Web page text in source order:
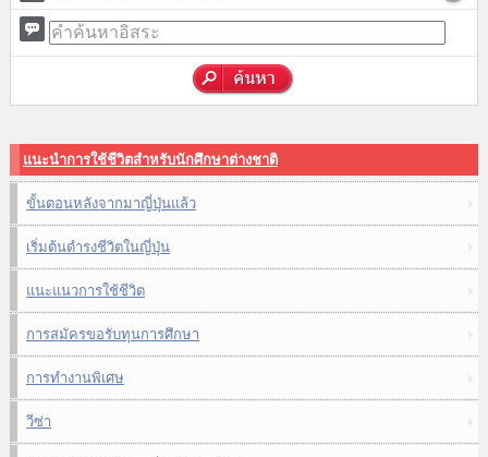
แนะนำการใช้ชีวิตสำหรับนักศึกษาต่างชาติ
ขั้นตอนหลังจากมาญี่ปุ่นแล้ว
เริ่มต้นดำรงชีวิตในญี่ปุ่น
แนะแนวการใช้ชีวิต
การสมัครขอรับทุนการศึกษา
การทำงานพิเศษ
วีซ่า